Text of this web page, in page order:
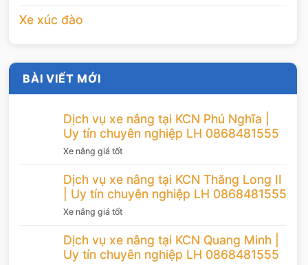
Xe xúc đào
BÀI VIẾT MỚI
Dịch vụ xe nâng tại KCN Phú Nghĩa |
Uy tín chuyên nghiệp LH 0868481555
Xe nâng giá tốt
Dịch vụ xe nâng tại KCN Thăng Long II
| Uy tín chuyên nghiệp LH 0868481555
Xe nâng giá tốt
Dịch vụ xe nâng tại KCN Quang Minh |
Uy tín chuyên nghiệp LH 0868481555